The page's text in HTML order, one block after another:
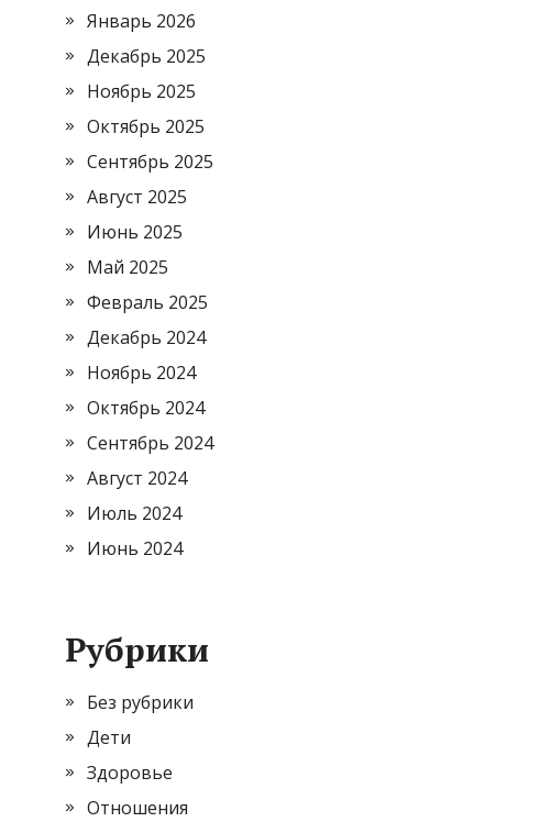
Январь 2026
Декабрь 2025
Ноябрь 2025
Октябрь 2025
Сентябрь 2025
Август 2025
Июнь 2025
Май 2025
Февраль 2025
Декабрь 2024
Ноябрь 2024
Октябрь 2024
Сентябрь 2024
Август 2024
Июль 2024
Июнь 2024
Рубрики
Без рубрики
Дети
Здоровье
Отношения